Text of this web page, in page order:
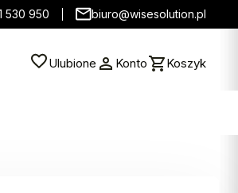
530 950 biuro@wisesolution.pl
Ulubione Konto Koszyk